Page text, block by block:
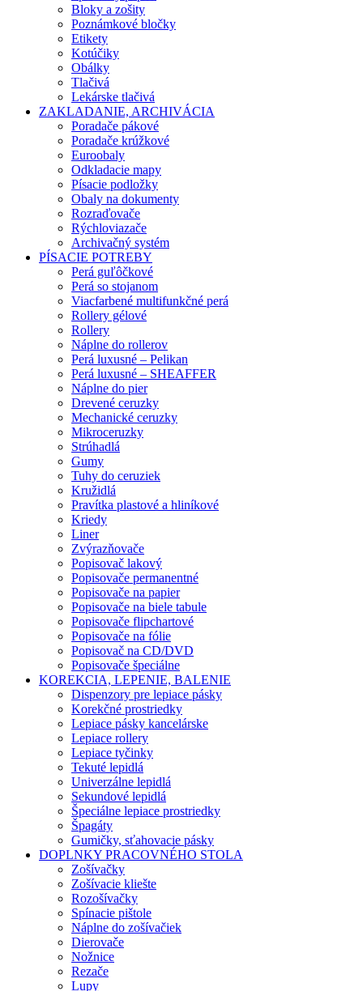
Bloky a zošity
Poznámkové bločky
Etikety
Kotúčiky
Obálky
Tlačivá
Lekárske tlačivá
ZAKLADANIE, ARCHIVÁCIA
Poradače pákové
Poradače krúžkové
Euroobaly
Odkladacie mapy
Písacie podložky
Obaly na dokumenty
Rozraďovače
Rýchloviazače
Archivačný systém
PÍSACIE POTREBY
Perá guľôčkové
Perá so stojanom
Viacfarbené multifunkčné perá
Rollery gélové
Rollery
Náplne do rollerov
Perá luxusné – Pelikan
Perá luxusné – SHEAFFER
Náplne do pier
Drevené ceruzky
Mechanické ceruzky
Mikroceruzky
Strúhadlá
Gumy
Tuhy do ceruziek
Kružidlá
Pravítka plastové a hliníkové
Kriedy
Liner
Zvýrazňovače
Popisovač lakový
Popisovače permanentné
Popisovače na papier
Popisovače na biele tabule
Popisovače flipchartové
Popisovače na fólie
Popisovač na CD/DVD
Popisovače špeciálne
KOREKCIA, LEPENIE, BALENIE
Dispenzory pre lepiace pásky
Korekčné prostriedky
Lepiace pásky kancelárske
Lepiace rollery
Lepiace tyčinky
Tekuté lepidlá
Univerzálne lepidlá
Sekundové lepidlá
Špeciálne lepiace prostriedky
Špagáty
Gumičky, sťahovacie pásky
DOPLNKY PRACOVNÉHO STOLA
Zošívačky
Zošívacie kliešte
Rozošívačky
Spínacie pištole
Náplne do zošívačiek
Dierovače
Nožnice
Rezače
Lupy